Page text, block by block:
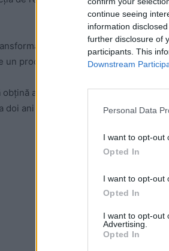
continue seeing
information
further disclosure of
participants. This
Downstream
Personal Data
I want to opt-out
Opted In
I want to opt-out
Opted In
I want to opt-out
Advertising.
Opted In
această poziție într-una în
un proces corect.
obțină astfel anularea pedepsei în
doi ani de închisoare cu suspendare
-